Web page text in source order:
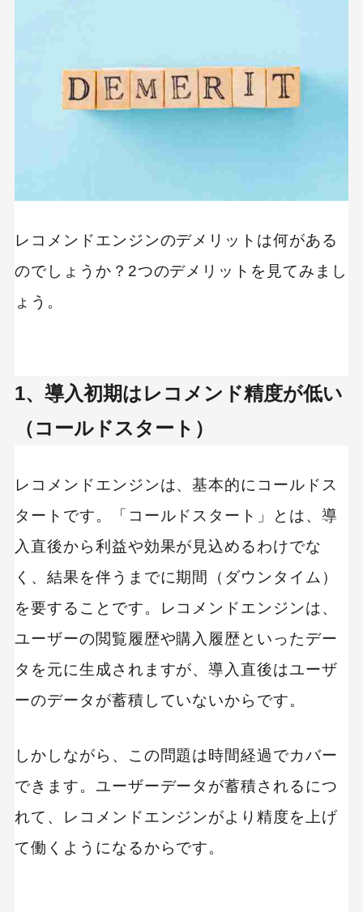
Webサイトリニューアル
Webマーケティングツール
アクセス解析
コンテンツマーケティング
フレームワーク
ホワイトペーパー
メルマガ
リスティング広告
レコメンドエンジンのデメリットは何がある
のでしょうか？2つのデメリットを見てみまし
ょう。
1、導入初期はレコメンド精度が低い
（コールドスタート）
レコメンドエンジンは、基本的にコールドス
タートです。「コールドスタート」とは、導
入直後から利益や効果が見込めるわけでな
く、結果を伴うまでに期間（ダウンタイム）
を要することです。レコメンドエンジンは、
ユーザーの閲覧履歴や購入履歴といったデー
タを元に生成されますが、導入直後はユーザ
ーのデータが蓄積していないからです。
しかしながら、この問題は時間経過でカバー
できます。ユーザーデータが蓄積されるにつ
れて、レコメンドエンジンがより精度を上げ
て働くようになるからです。